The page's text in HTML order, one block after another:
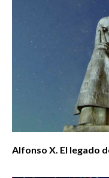
Alfonso X. El legado